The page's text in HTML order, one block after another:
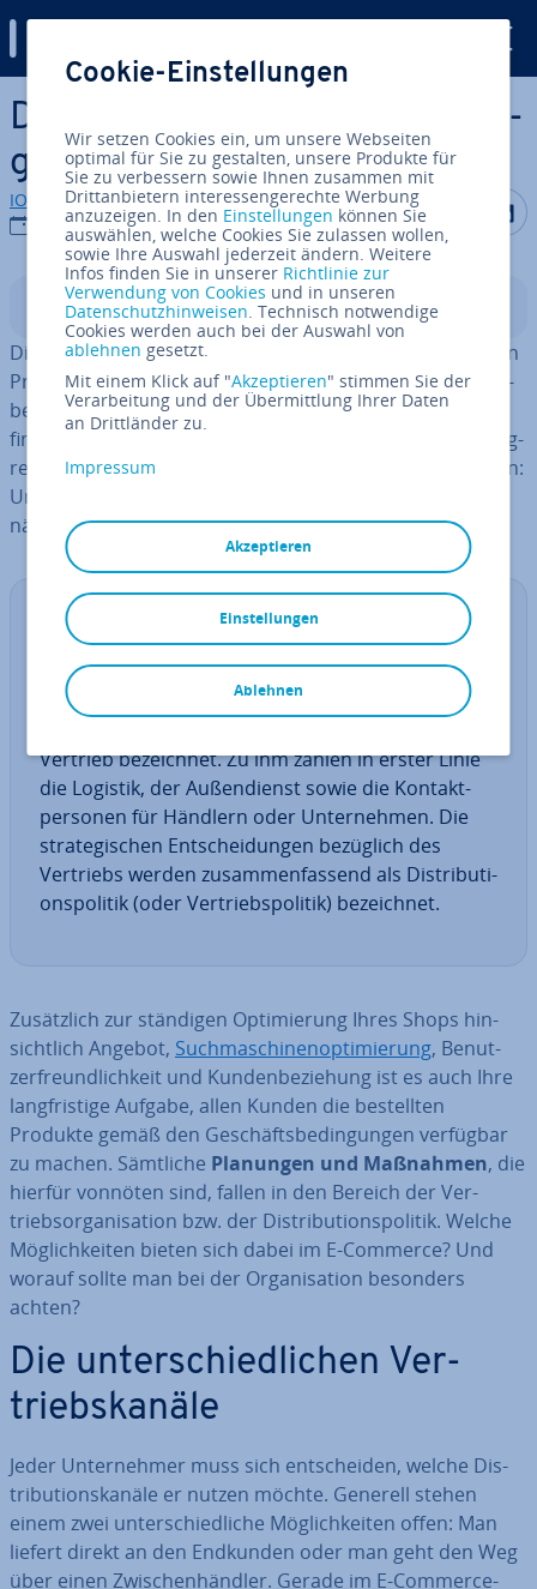
Zum Haupt­in­halt springen
Der eigene On­line­shop: So or­
ga­ni­sie­ren Sie den Vertrieb
IONOS Redaktion
20.07.2021
Auf Auf
In­halts­ver­zeich­nis
Die Web­prä­senz Ihres Shops steht und die an­ge­bo­te­nen
Produkte sind komplett im System ein­ge­pflegt. Die Wer­
be­trom­mel wird fleißig gerührt und die ersten Kunden
finden den Weg in Ihren Webstore. Um nach­hal­tig er­folg­
reich sein zu können, müssen Sie nun aber wei­ter­pla­nen:
Un­ver­zicht­ba­rer Be­stand­teil des
nämlich auch derVertrieb.
De­fi­ni­ti­on
Vertrieb: Der Bereich innerhalb der be­trieb­li­chen
Abläufe, der sich direkt mit dem Verkauf von
Vertrieb be­zeich­net. Zu ihm zählen in erster Linie
die Logistik, der Au­ßen­dienst sowie die Kon­takt­
per­so­nen für Händlern oder Un­ter­neh­men. Die
stra­te­gi­schen Ent­schei­dun­gen bezüglich des
Vertriebs werden zu­sam­men­fas­send als Dis­tri­bu­ti­
ons­po­li­tik (oder Ver­triebs­po­li­tik) be­zeich­net.
Zu­sätz­lich zur ständigen Op­ti­mie­rung Ihres Shops hin­
sicht­lich Angebot, Such­ma­schi­nen­op­ti­mie­rung, Be­nut­
zer­freund­lich­keit und Kun­den­be­zie­hung ist es auch Ihre
lang­fris­ti­ge Aufgabe, allen Kunden die be­stell­ten
Produkte gemäß den Ge­schäfts­be­din­gun­gen verfügbar
zu machen. Sämtliche Planungen und Maßnahmen, die
hierfür vonnöten sind, fallen in den Bereich der Ver­
triebs­or­ga­ni­sa­ti­on bzw. der Dis­tri­bu­ti­ons­po­li­tik. Welche
Mög­lich­kei­ten bieten sich dabei im E-Commerce? Und
worauf sollte man bei der Or­ga­ni­sa­ti­on besonders
achten?
Die un­ter­schied­li­chen Ver­
triebs­ka­nä­le
Jeder Un­ter­neh­mer muss sich ent­schei­den, welche Dis­
tri­bu­ti­ons­ka­nä­le er nutzen möchte. Generell stehen
einem zwei un­ter­schied­li­che Mög­lich­kei­ten offen: Man
liefert direkt an den Endkunden oder man geht den Weg
über einen Zwi­schen­händ­ler. Gerade im E-Commerce-
Cookie-Einstellungen
Wir setzen Cookies ein, um unsere Webseiten
optimal für Sie zu gestalten, unsere Produkte für
Sie zu verbessern sowie Ihnen zusammen mit
Drittanbietern interessengerechte Werbung
anzuzeigen. In den Einstellungen können Sie
auswählen, welche Cookies Sie zulassen wollen,
sowie Ihre Auswahl jederzeit ändern. Weitere
Infos finden Sie in unserer Richtlinie zur
Verwendung von Cookies und in unseren
Datenschutzhinweisen. Technisch notwendige
Cookies werden auch bei der Auswahl von
ablehnen gesetzt.
Mit einem Klick auf "Akzeptieren" stimmen Sie der
Verarbeitung und der Übermittlung Ihrer Daten
an Drittländer zu.
Impressum
Akzeptieren
Ablehnen
Einstellungen